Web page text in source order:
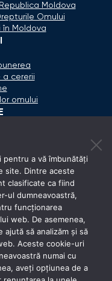
Moldova
Omului
în Moldova
a cererii
omului
3, Chişinău
- 17:00
a vă îmbunătăți
site. Dintre aceste
clasificate ca fiind
ul dumneavoastră,
funcționarea
web. De asemenea,
să analizăm și să
Aceste cookie-uri
numai cu
aveți opțiunea de a